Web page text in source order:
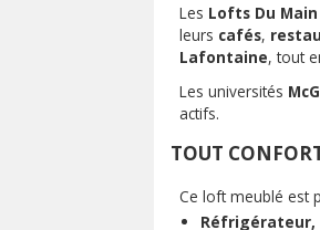
Les Lofts Du Main
leurs cafés,
Lafontaine, tout
Les universités
actifs.
TOUT
Ce loft meublé est
Réfrigérateur,